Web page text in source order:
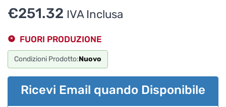
€251.32 IVA Inclusa
FUORI PRODUZIONE
Condizioni Prodotto:Nuovo
Ricevi Email quando Disponibile